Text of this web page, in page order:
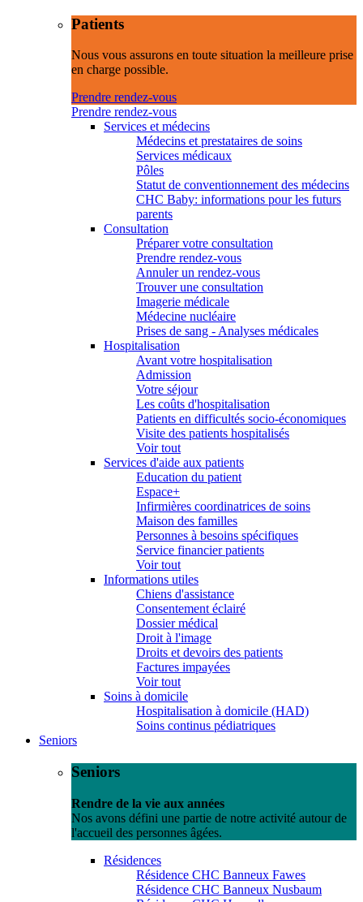
Patients
Nous vous assurons en toute situation la meilleure prise
en charge possible.
Prendre rendez-vous
Prendre rendez-vous
Services et médecins
Médecins et prestataires de soins
Services médicaux
Pôles
Statut de conventionnement des médecins
CHC Baby: informations pour les futurs
parents
Consultation
Préparer votre consultation
Prendre rendez-vous
Annuler un rendez-vous
Trouver une consultation
Imagerie médicale
Médecine nucléaire
Prises de sang - Analyses médicales
Hospitalisation
Avant votre hospitalisation
Admission
Votre séjour
Les coûts d'hospitalisation
Patients en difficultés socio-économiques
Visite des patients hospitalisés
Voir tout
Services d'aide aux patients
Education du patient
Espace+
Infirmières coordinatrices de soins
Maison des familles
Personnes à besoins spécifiques
Service financier patients
Voir tout
Informations utiles
Chiens d'assistance
Consentement éclairé
Dossier médical
Droit à l'image
Droits et devoirs des patients
Factures impayées
Voir tout
Soins à domicile
Hospitalisation à domicile (HAD)
Soins continus pédiatriques
Seniors
Seniors
Rendre de la vie aux années
Nos avons défini une partie de notre activité autour de
l'accueil des personnes âgées.
Résidences
Résidence CHC Banneux Fawes
Résidence CHC Banneux Nusbaum